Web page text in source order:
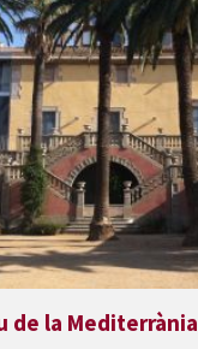
de la Mediterrània